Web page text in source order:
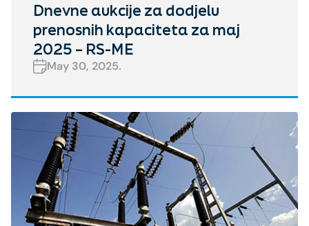
Dnevne aukcije za dodjelu
prenosnih kapaciteta za maj
2025 – RS-ME
May 30, 2025.